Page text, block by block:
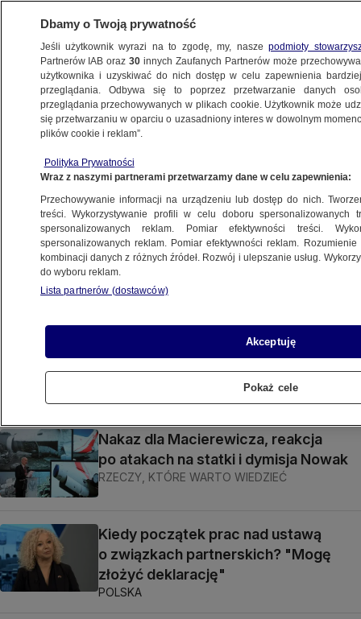
IN VITRO
Jest ustawa o in vitro. Krakowscy
radni zdecydowali, co z miejskim
programem
KRAKÓW
Rusza program in vitro
PROGRAMY
Obywatelski projekt, decyzja nowego
Sejmu i podpis Dudy. "Szansa
na szczęście"
Nakaz dla Macierewicza, reakcja
po atakach na statki i dymisja Nowak
RZECZY, KTÓRE WARTO WIEDZIEĆ
Kiedy początek prac nad ustawą
o związkach partnerskich? "Mogę
złożyć deklarację"
POLSKA
Dbamy o Twoją prywatność
Jeśli użytkownik wyrazi na to zgodę, my, naszepodmioty
Partnerów IAB oraz30 innych Zaufanych Partnerów może
użytkownika i uzyskiwać do nich dostęp w celu zapewnienia
przeglądania. Odbywa się to poprzez przetwarzanie danych
przeglądania przechowywanych w plikach cookie. Użytkownik może
się przetwarzaniu w oparciu o uzasadniony interes w dowolnym
plików cookie i reklam”.
Polityka Prywatności
Wraz z naszymi partnerami przetwarzamy dane w celu zapewnienia:
Przechowywanie informacji na urządzeniu lub dostęp do nich.
treści. Wykorzystywanie profili w celu doboru spersonalizowanych
spersonalizowanych reklam. Pomiar efektywności treści.
spersonalizowanych reklam. Pomiar efektywności reklam.
kombinacji danych z różnych źródeł. Rozwój i ulepszanie usług.
do wyboru reklam.
Lista partnerów (dostawców)
Akceptuję
Pokaż cele